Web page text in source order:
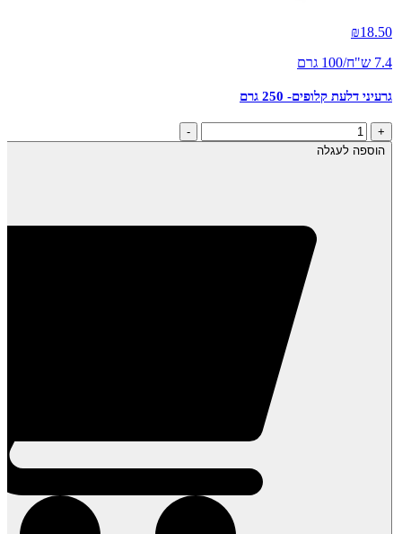
₪18.50
7.4 ש"ח/100 גרם
גרעיני דלעת קלופים- 250 גרם
+
כמות
של
-
הוספה לעגלה